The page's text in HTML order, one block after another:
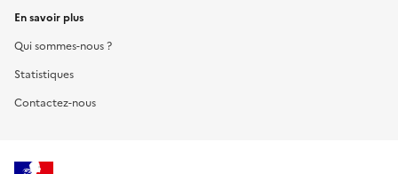
En savoir plus
Qui sommes-nous ?
Statistiques
Contactez-nous